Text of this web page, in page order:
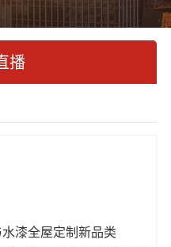
播
水漆全屋定制新品类